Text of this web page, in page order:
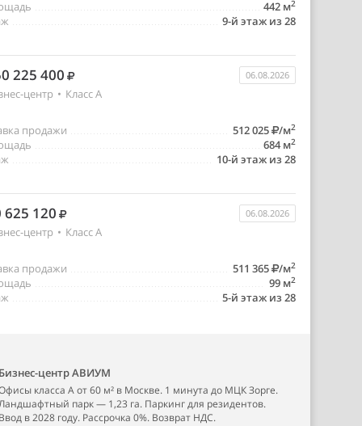
442 м2
9-й этаж из 28
06.08.2026
225 400
центр • Класс A
512 025 /м2
продажи
684 м2
10-й этаж из 28
06.08.2026
625 120
центр • Класс A
511 365 /м2
продажи
99 м2
5-й этаж из 28
центр АВИУМ
класса А от 60 м² в Москве. 1 минута до МЦК Зорге.
парк — 1,23 га. Паркинг для резидентов.
в 2028 году. Рассрочка 0%. Возврат НДС.